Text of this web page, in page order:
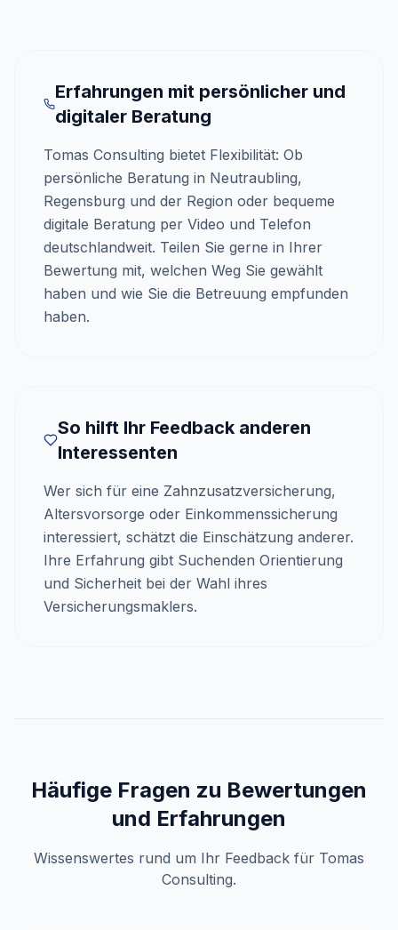
Erfahrungen mit persönlicher und
digitaler Beratung
Tomas Consulting bietet Flexibilität: Ob
persönliche Beratung in Neutraubling,
Regensburg und der Region oder bequeme
digitale Beratung per Video und Telefon
deutschlandweit. Teilen Sie gerne in Ihrer
Bewertung mit, welchen Weg Sie gewählt
haben und wie Sie die Betreuung empfunden
haben.
So hilft Ihr Feedback anderen
Interessenten
Wer sich für eine Zahnzusatzversicherung,
Altersvorsorge oder Einkommenssicherung
interessiert, schätzt die Einschätzung anderer.
Ihre Erfahrung gibt Suchenden Orientierung
und Sicherheit bei der Wahl ihres
Versicherungsmaklers.
Häufige Fragen zu Bewertungen
und Erfahrungen
Wissenswertes rund um Ihr Feedback für Tomas
Consulting.